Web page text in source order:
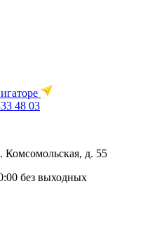
48 03
Комсомольская, д. 55
без выходных